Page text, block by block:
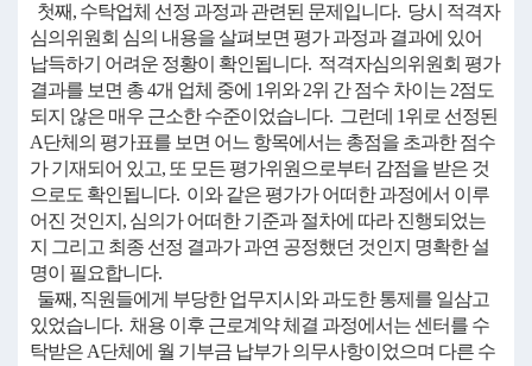
첫째, 수탁업체 선정 과정과 관련된 문제입니다. 당시 적격자
심의위원회 심의 내용을 살펴보면 평가 과정과 결과에 있어
납득하기 어려운 정황이 확인됩니다. 적격자심의위원회 평가
결과를 보면 총 4개 업체 중에 1위와 2위 간 점수 차이는 2점도
되지 않은 매우 근소한 수준이었습니다. 그런데 1위로 선정된
A단체의 평가표를 보면 어느 항목에서는 총점을 초과한 점수
가 기재되어 있고, 또 모든 평가위원으로부터 감점을 받은 것
으로도 확인됩니다. 이와 같은 평가가 어떠한 과정에서 이루
어진 것인지, 심의가 어떠한 기준과 절차에 따라 진행되었는
지 그리고 최종 선정 결과가 과연 공정했던 것인지 명확한 설
명이 필요합니다.
둘째, 직원들에게 부당한 업무지시와 과도한 통제를 일삼고
있었습니다. 채용 이후 근로계약 체결 과정에서는 센터를 수
탁받은 A단체에 월 기부금 납부가 의무사항이었으며 다른 수